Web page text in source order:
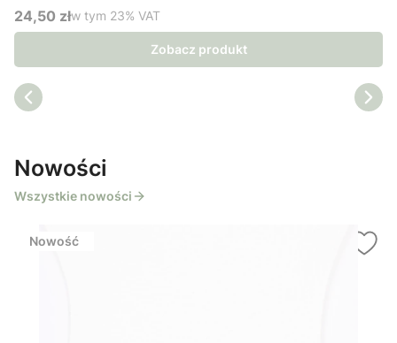
Cena brutto
24,50 złw tym %s VAT
w tym 23% VAT
Zobacz produkt
Nowości
Wszystkie nowości
Nowość